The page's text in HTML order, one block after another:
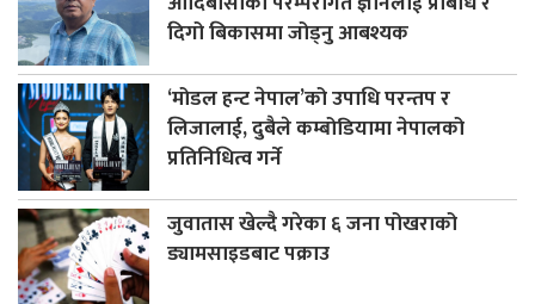
दिगो बिकासमा जोड्नु आबश्यक
‘मोडल हन्ट नेपाल’को उपाधि परन्तप र
लिजालाई, दुबैले कम्बोडियामा नेपालको
प्रतिनिधित्व गर्ने
जुवातास खेल्दै गरेका ६ जना पोखराको
ड्यामसाइडबाट पक्राउ